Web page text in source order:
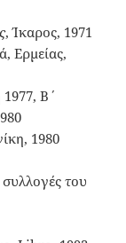
, Ίκαρος, 1971
Ερμείας,
Β΄
1980
του